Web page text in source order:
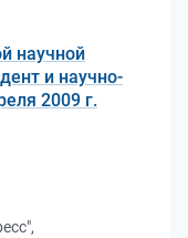
научной
и научно-
2009 г.